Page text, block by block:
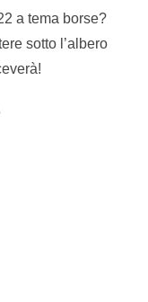
a tema borse?
sotto l’albero